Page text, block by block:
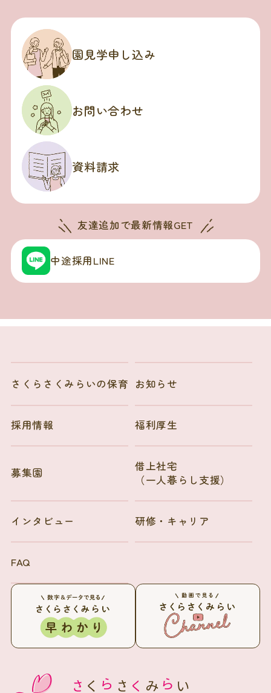
園見学申し込み
お問い合わせ
資料請求
友達追加で最新情報GET
中途採用LINE
さくらさくみらいの保育 お知らせ
採用情報 福利厚生
募集園
借上社宅
（一人暮らし支援）
インタビュー 研修・キャリア
FAQ